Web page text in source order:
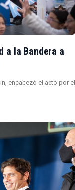
a la Bandera a
encabezó el acto por el